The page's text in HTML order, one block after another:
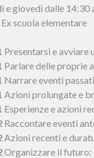
e giovedì dalle 14:30
Ex scuola elementare
Presentarsi e avviare
Parlare delle proprie
Narrare eventi
Azioni prolungate e
Esperienze e azioni
Raccontare eventi
Azioni recenti e
Organizzare il futuro: